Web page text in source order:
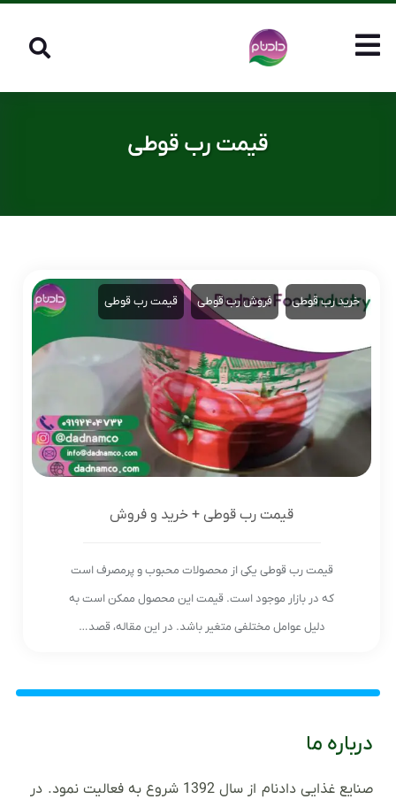
قیمت رب قوطی
خرید رب قوطی فروش رب قوطی قیمت رب قوطی
قیمت رب قوطی + خرید و فروش
قیمت رب قوطی یکی از محصولات محبوب و پرمصرف است
که در بازار موجود است. قیمت این محصول ممکن است به
دلیل عوامل مختلفی متغیر باشد. در این مقاله، قصد…
درباره ما
صنایع غذایی دادنام از سال 1392 شروع به فعالیت نمود. در